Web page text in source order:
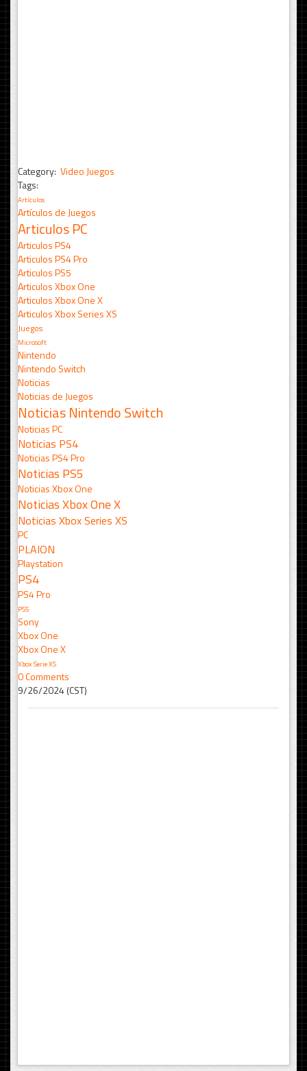
Category: Video Juegos
Tags:
Artículos
Artículos de Juegos
Articulos PC
Articulos PS4
Articulos PS4 Pro
Articulos PS5
Articulos Xbox One
Articulos Xbox One X
Articulos Xbox Series XS
Juegos
Microsoft
Nintendo
Nintendo Switch
Noticias
Noticias de Juegos
Noticias Nintendo Switch
Noticias PC
Noticias PS4
Noticias PS4 Pro
Noticias PS5
Noticias Xbox One
Noticias Xbox One X
Noticias Xbox Series XS
PC
PLAION
Playstation
PS4
PS4 Pro
PS5
Sony
Xbox One
Xbox One X
Xbox Serie XS
0 Comments
9/26/2024 (CST)